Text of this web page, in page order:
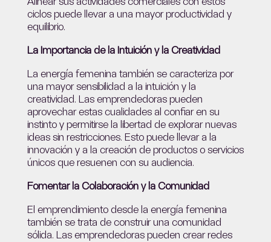
ciclos puede llevar a una mayor productividad y
equilibrio.
La Importancia de la Intuición y la Creatividad
La energía femenina también se caracteriza por
una mayor sensibilidad a la intuición y la
creatividad. Las emprendedoras pueden
aprovechar estas cualidades al confiar en su
instinto y permitirse la libertad de explorar nuevas
ideas sin restricciones. Esto puede llevar a la
innovación y a la creación de productos o servicios
únicos que resuenen con su audiencia.
Fomentar la Colaboración y la Comunidad
El emprendimiento desde la energía femenina
también se trata de construir una comunidad
sólida. Las emprendedoras pueden crear redes